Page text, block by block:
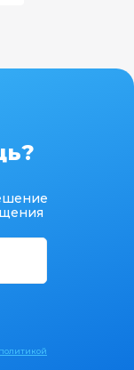
политикой